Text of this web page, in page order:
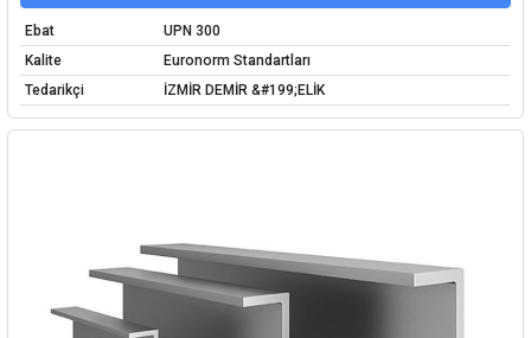
Ebat
UPN 300
Kalite
Euronorm Standartları
Tedarikçi
İZMİR DEMİR &#199;ELİK